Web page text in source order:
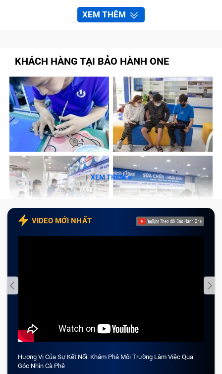
XEM THÊM
KHÁCH HÀNG TẠI BẢO HÀNH ONE
XEM THÊM
VIDEO MỚI NHẤT
Hương Vị Của Sự Kết Nối: Khám Phá Môi Trường Làm Việc Qua
Góc Nhìn Cà Phê